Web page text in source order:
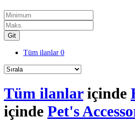
Git
Tüm ilanlar0
Tüm ilanlariçinde
içinde Pet's